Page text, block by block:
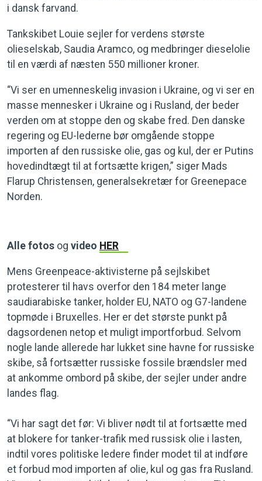
i dansk farvand.
Tankskibet Louie sejler for verdens største
olieselskab, Saudia Aramco, og medbringer dieselolie
til en værdi af næsten 550 millioner kroner.
“Vi ser en umenneskelig invasion i Ukraine, og vi ser en
masse mennesker i Ukraine og i Rusland, der beder
verden om at stoppe den og skabe fred. Den danske
regering og EU-lederne bør omgående stoppe
importen af den russiske olie, gas og kul, der er Putins
hovedindtægt til at fortsætte krigen,” siger Mads
Flarup Christensen, generalsekretær for Greenepace
Norden.
Alle fotos og video HER
Mens Greenpeace-aktivisterne på sejlskibet
protesterer til havs overfor den 184 meter lange
saudiarabiske tanker, holder EU, NATO og G7-landene
topmøde i Bruxelles. Her er det største punkt på
dagsordenen netop et muligt importforbud. Selvom
nogle lande allerede har lukket sine havne for russiske
skibe, så fortsætter russiske fossile brændsler med
at ankomme ombord på skibe, der sejler under andre
landes flag.
“Vi har sagt det før: Vi bliver nødt til at fortsætte med
at blokere for tanker-trafik med russisk olie i lasten,
indtil vores politiske ledere finder modet til at indføre
et forbud mod importen af olie, kul og gas fra Rusland.